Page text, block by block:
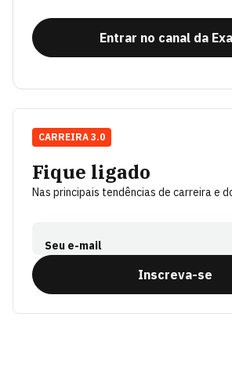
Entrar no canal da
Fique ligado
Nas principais tendências de carreira e
Seu e-mail
Inscreva-se
CARREIRA 3.0